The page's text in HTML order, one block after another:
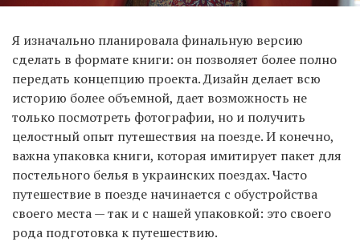
Я изначально планировала финальную версию
сделать в формате книги: он позволяет более полно
передать концепцию проекта. Дизайн делает всю
историю более объемной, дает возможность не
только посмотреть фотографии, но и получить
целостный опыт путешествия на поезде. И конечно,
важна упаковка книги, которая имитирует пакет для
постельного белья в украинских поездах. Часто
путешествие в поезде начинается с обустройства
своего места — так и с нашей упаковкой: это своего
рода подготовка к путешествию.